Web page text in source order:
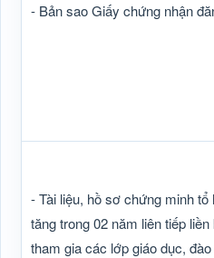
- Bản sao Giấy chứng nhận
- Tài liệu, hồ sơ chứng minh
tăng trong 02 năm liên tiếp
tham gia các lớp giáo dục,